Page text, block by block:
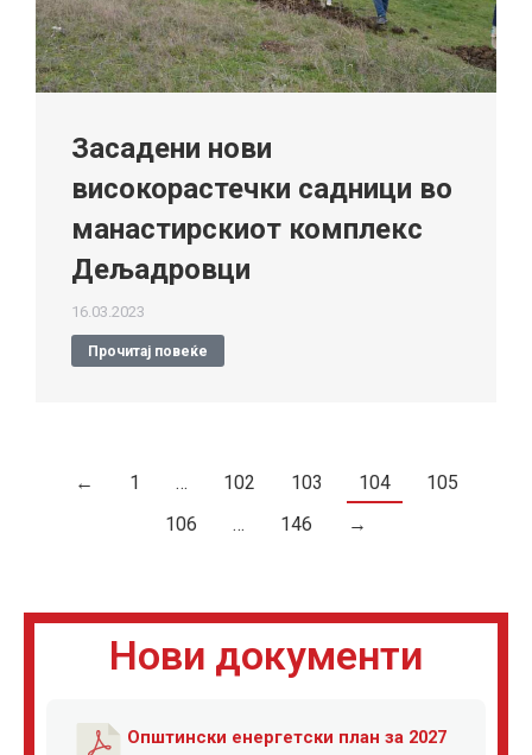
Засадени нови
високорастечки садници во
манастирскиот комплекс
Дељадровци
16.03.2023
Прочитај повеќе
← 1 … 102 103 104
105
106
… 146 →
Нови документи
Општински енергетски план за 2027